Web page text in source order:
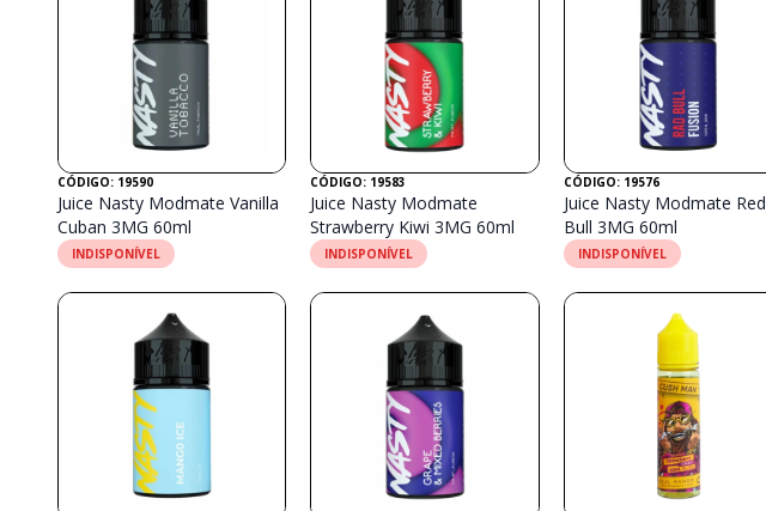
CÓDIGO: 19590
Juice Nasty Modmate Vanilla
Cuban 3MG 60ml
INDISPONÍVEL
CÓDIGO: 19583
Juice Nasty Modmate
Strawberry Kiwi 3MG 60ml
INDISPONÍVEL
CÓDIGO: 19576
Juice Nasty Modmate Red
Bull 3MG 60ml
INDISPONÍVEL